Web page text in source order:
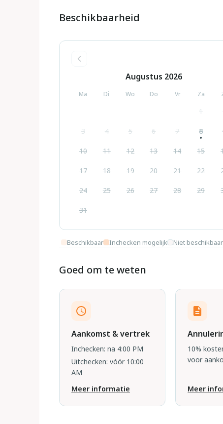
Beschikbaarheid
Augustus 2026
Ma Di Wo Do Vr Za
1
3 4 5 6 7 8
10 11 12 13 14 15
17 18 19 20 21 22
24 25 26 27 28 29
31
Beschikbaar Inchecken mogelijk Niet beschikbaar
Goed om te weten
Aankomst & vertrek
Inchecken: na 4:00 PM
Uitchecken: vóór 10:00
AM
Meer informatie
10%
voor
Meer